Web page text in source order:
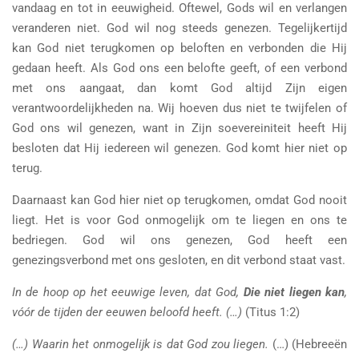
vandaag en tot in eeuwigheid. Oftewel, Gods wil en verlangen
veranderen niet. God wil nog steeds genezen. Tegelijkertijd
kan God niet terugkomen op beloften en verbonden die Hij
gedaan heeft. Als God ons een belofte geeft, of een verbond
met ons aangaat, dan komt God altijd Zijn eigen
verantwoordelijkheden na. Wij hoeven dus niet te twijfelen of
God ons wil genezen, want in Zijn soevereiniteit heeft Hij
besloten dat Hij iedereen wil genezen. God komt hier niet op
terug.
Daarnaast kan God hier niet op terugkomen, omdat God nooit
liegt. Het is voor God onmogelijk om te liegen en ons te
bedriegen. God wil ons genezen, God heeft een
genezingsverbond met ons gesloten, en dit verbond staat vast.
In de hoop op het eeuwige leven, dat God, Die niet liegen kan,
vóór de tijden der eeuwen beloofd heeft. (…) (Titus 1:2)
(…) Waarin het onmogelijk is dat God zou liegen. (…) (Hebreeën